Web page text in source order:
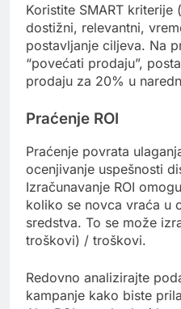
Koristite SMART
dostižni, relevantni,
postavljanje ciljeva. Na
“povećati prodaju”,
prodaju za 20% u
Praćenje ROI
Praćenje povrata
ocenjivanje uspešnosti
Izračunavanje ROI
koliko se novca vraća u
sredstva. To se može
troškovi) / troškovi.
Redovno analizirajte
kampanje kako biste